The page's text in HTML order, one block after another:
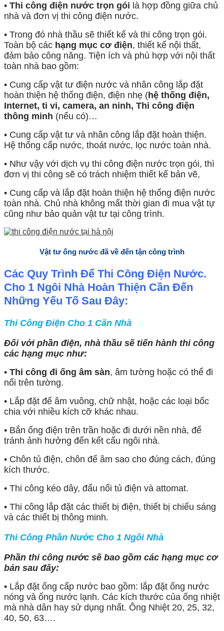
• Thi công điện nước trọn gói là hợp đồng giữa chủ
nhà và đơn vị thi công điện nước.
• Trong đó nhà thầu sẽ thiết kế và thi công trọn gói.
Toàn bộ các hạng mục cơ điện, thiết kế nội thất,
đảm bảo công năng. Tiện ích và phù hợp với nội thất
toàn nhà bao gồm:
• Cung cấp vật tư điện nước và nhân công lắp đặt
hoàn thiện hệ thống điện, điện nhẹ (hệ thống điện,
Internet, ti vi, camera, an ninh, Thi công điện
thông minh (nếu có)…
• Cung cấp vật tư và nhân công lắp đặt hoàn thiện.
Hệ thống cấp nước, thoát nước, lọc nước toàn nhà.
• Như vậy với dịch vụ thi công điện nước trọn gói, thì
đơn vị thi công sẽ có trách nhiệm thiết kế bản vẽ,
• Cung cấp và lắp đặt hoàn thiện hệ thống điện nước
toàn nhà. Chủ nhà không mất thời gian đi mua vật tự
cũng như bảo quản vật tư tại công trình.
Vật tư ống nước đã về đến tận công trình
Các Quy Trình Để Thi Công Điện Nước.
Cho 1 Ngôi Nhà Hoàn Thiện Cần Đến
Những Yếu Tố Sau Đây:
Thi Công Điện Cho 1 Căn Nhà
Đối với phần điện, nhà thầu sẽ tiến hành thi công
các hạng mục như:
• Thi công đi ống âm sàn, âm tường hoặc có thể đi
nổi trên tường.
• Lắp đặt đế âm vuông, chữ nhật, hoặc các loại bốc
chia với nhiều kích cỡ khác nhau.
• Bắn ống điện trên trần hoặc đi dưới nền nhà, để
tránh ảnh hưởng đến kết cấu ngôi nhà.
• Chôn tủ điện, chôn đế âm sao cho đúng cách, đúng
kích thước.
• Thi công kéo dây, đấu nối tủ điện và attomat.
• Thi công lắp đặt các thiết bị điện, thiết bị chiếu sáng
và các thiết bị thông minh.
Thi Công Phần Nước Cho 1 Ngôi Nhà
Phần thi công nước sẽ bao gồm các hạng mục cơ
bản sau đây:
• Lắp đặt ống cấp nước bao gồm: lắp đặt ống nước
nóng và ống nước lạnh. Các kích thước của ống nhiệt
mà nhà dân hay sử dụng nhất. Ông Nhiệt 20, 25, 32,
40, 50, 63….